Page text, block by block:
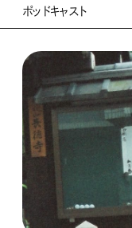
ポッドキャスト